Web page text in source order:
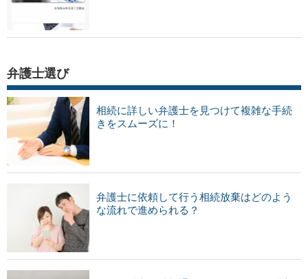
弁護士選び
相続に詳しい弁護士を見つけて複雑な手続
きをスムーズに！
弁護士に依頼して行う相続放棄はどのよう
な流れで進められる？